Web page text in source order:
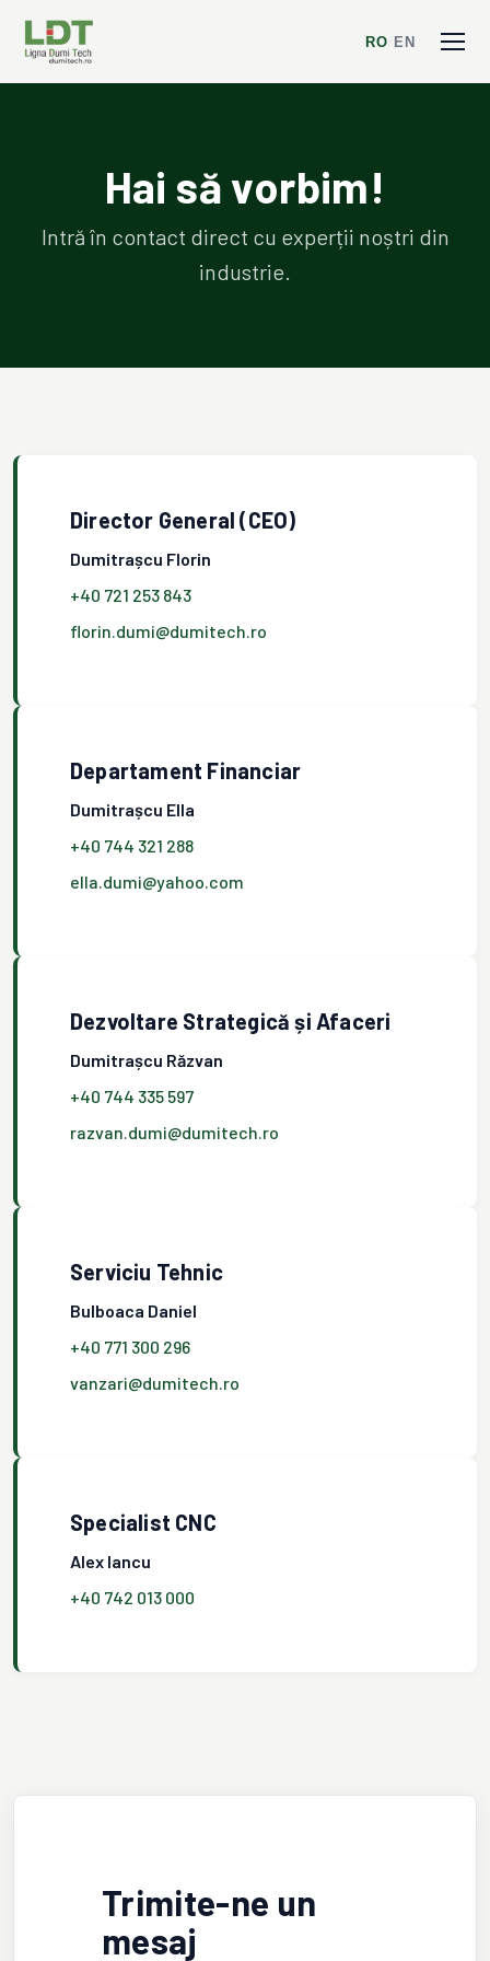
RO EN
Hai să vorbim!
Intră în contact direct cu experții noștri din
industrie.
Director General (CEO)
Dumitrașcu Florin
+40 721 253 843
florin.dumi@dumitech.ro
Departament Financiar
Dumitrașcu Ella
+40 744 321 288
ella.dumi@yahoo.com
Dezvoltare Strategică și Afaceri
Dumitrașcu Răzvan
+40 744 335 597
razvan.dumi@dumitech.ro
Serviciu Tehnic
Bulboaca Daniel
+40 771 300 296
vanzari@dumitech.ro
Specialist CNC
Alex Iancu
+40 742 013 000
Trimite-ne un
mesaj